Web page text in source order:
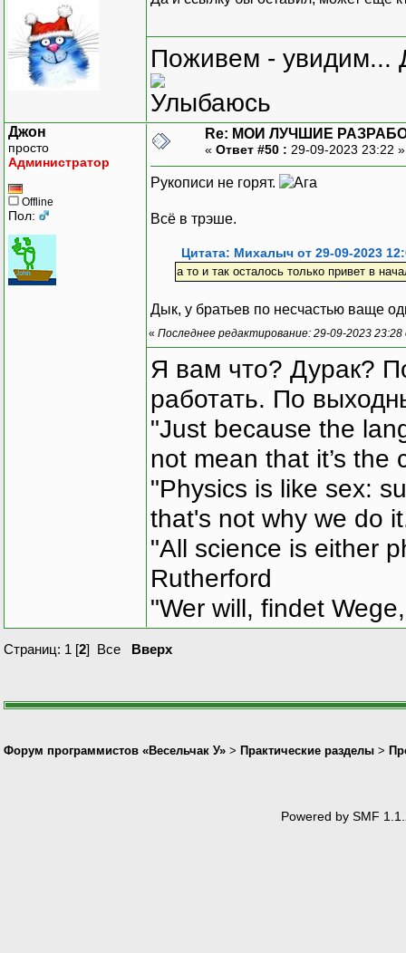
Поживем - увидим...
Джон
просто
Администратор
Offline
Пол:
Re: МОИ ЛУЧШИЕ
« Ответ #50 : 29-09-2023 23:22
Рукописи не горят.
Всё в трэше.
Цитата: Михалыч от 29-09-2023
а то и так осталось только привет в
Дык, у братьев по несчастью ваще
« Последнее редактирование: 29-09-2023
Я вам что? Дурак?
работать. По
"Just because the
not mean that it’s the
"Physics is like sex:
that's not why we do
"All science is either
Rutherford
"Wer will, findet
Страниц: 1 [2] Все Вверх
Форум программистов «Весельчак У» > Практические разделы >
Powered by SMF